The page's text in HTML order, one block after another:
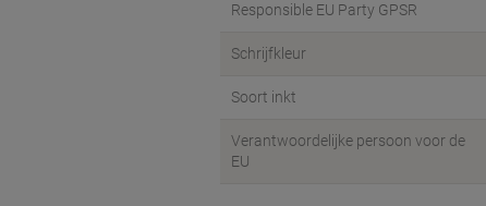
Responsible EU Party GPSR
Schrijfkleur
Soort inkt
Verantwoordelijke persoon voor de
EU